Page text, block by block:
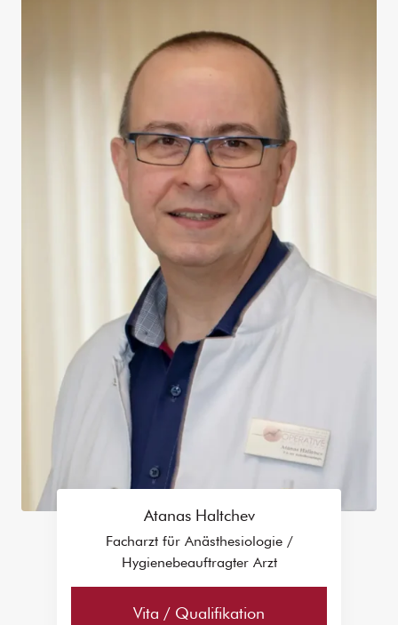
Atanas Haltchev
Facharzt für Anästhesiologie /
Hygienebeauftragter Arzt
Vita / Qualifikation